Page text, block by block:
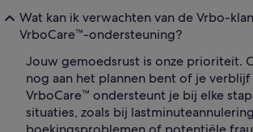
Wat kan ik verwachten van de Vrbo-
VrboCare™-ondersteuning?
Jouw gemoedsrust is onze prioriteit.
nog aan het plannen bent of je
VrboCare™ ondersteunt je bij elke
situaties, zoals bij